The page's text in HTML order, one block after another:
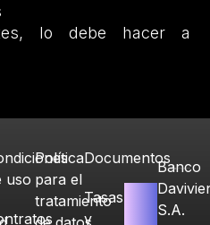
lo debe hacer a
uso
Política
para el
tratamiento
Documentos
Tasas
y
Banco
S.A.